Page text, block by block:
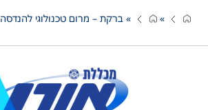
»
» ברקת – מרום טכנולוגי להנדסה